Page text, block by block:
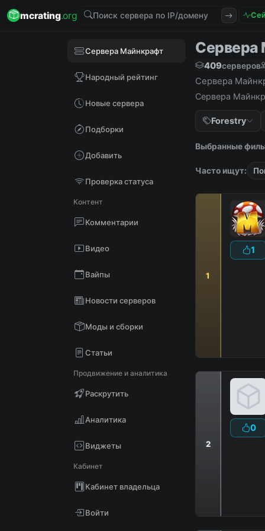
mcrating.org
Сервера Майнкрафт
Народный рейтинг
Новые сервера
Подборки
Добавить
Проверка статуса
Контент
Комментарии
Видео
Вайпы
Новости серверов
Моды и сборки
Статьи
Продвижение и аналитика
Раскрутить
Аналитика
Виджеты
Кабинет
Кабинет владельца
Войти
Сервера
409серверов
Сервера
Сервера
Forestry
Выбранные
Часто ищут:
1
1
2
0